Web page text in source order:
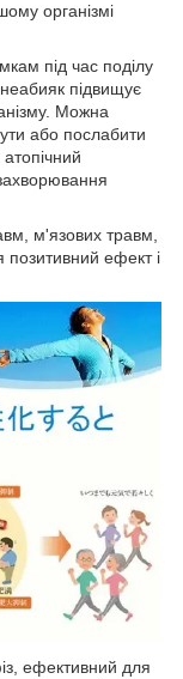
організмі
під час поділу
підвищує
Можна
або послабити
м'язових травм,
ефект і
ефективний для